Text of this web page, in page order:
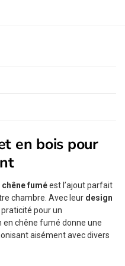
en bois pour
fuméest l’ajout parfait
chambre. Avec leur design
pour un
en chêne fumé donne une
aisément avec divers